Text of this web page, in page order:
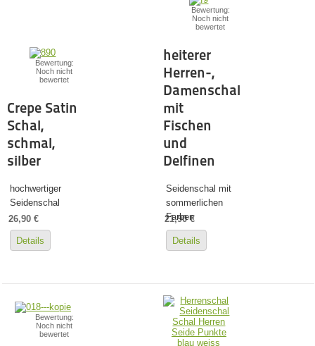
Bewertung:
Noch nicht
bewertet
Crepe Satin
Schal,
schmal,
silber
hochwertiger
Seidenschal
26,90 €
Details
Bewertung:
Noch nicht
bewertet
heiterer
Herren-,
Damenschal
mit
Fischen
und
Delfinen
Seidenschal mit
sommerlichen
Farben
21,90 €
Details
Bewertung:
Noch nicht
bewertet